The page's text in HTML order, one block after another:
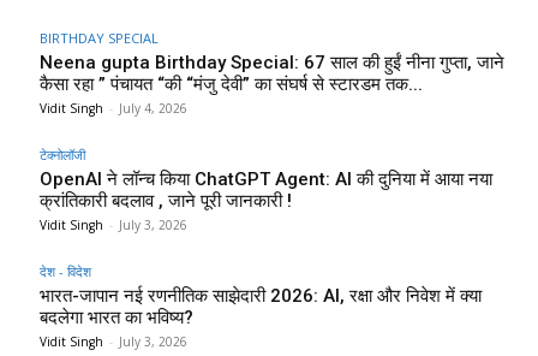
BIRTHDAY SPECIAL
Neena gupta Birthday Special: 67 साल की हुईं नीना गुप्ता, जाने
कैसा रहा ” पंचायत “की “मंजु देवी” का संघर्ष से स्टारडम तक...
Vidit Singh - July 4, 2026
टेक्नोलॉजी
OpenAI ने लॉन्च किया ChatGPT Agent: AI की दुनिया में आया नया
क्रांतिकारी बदलाव , जाने पूरी जानकारी !
Vidit Singh - July 3, 2026
देश - विदेश
भारत-जापान नई रणनीतिक साझेदारी 2026: AI, रक्षा और निवेश में क्या
बदलेगा भारत का भविष्य?
Vidit Singh - July 3, 2026